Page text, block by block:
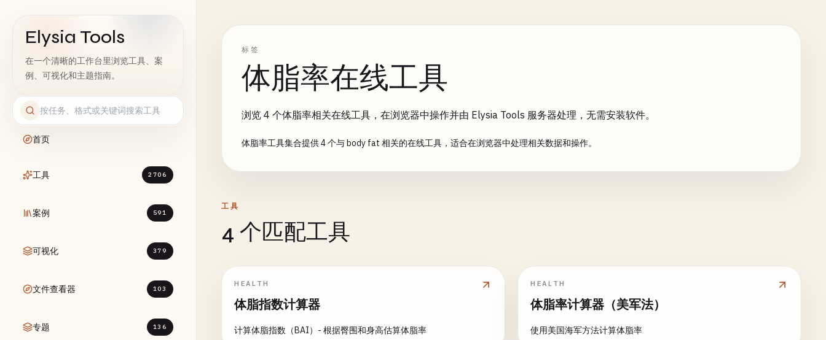
Elysia Tools
在一个清晰的工作台里浏览工具、案
例、可视化和主题指南。
首页
工具 2706
案例 591
可视化 379
文件查看器 103
专题 136
标签
体脂率在线工具
浏览 4 个体脂率相关在线工具，在浏览器中操作并由 Elysia Tools 服务器处理，无需安装软件。
体脂率工具集合提供 4 个与 body fat 相关的在线工具，适合在浏览器中处理相关数据和操作。
工具
4 个匹配工具
HEALTH
体脂指数计算器
计算体脂指数（BAI）- 根据臀围和身高估算体脂率
HEALTH
体脂率计算器（美军法）
使用美国海军方法计算体脂率